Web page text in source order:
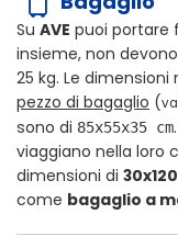
Su AVE puoi portare
insieme, non
25 kg. Le
pezzo di bagaglio (
sono di 85x55x35 cm
viaggiano nella loro
dimensioni di
come bagaglio a